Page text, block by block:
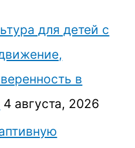
для детей с
в
4 августа, 2026